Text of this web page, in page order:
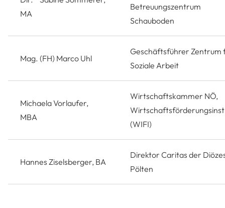
MA
Betreuungszentrum
Schauboden
Mag. (FH) Marco Uhl
Geschäftsführer Zentrum
Soziale Arbeit
Michaela Vorlaufer,
MBA
Wirtschaftskammer NÖ,
(WIFI)
Hannes Ziselsberger, BA
Direktor Caritas der
Pölten